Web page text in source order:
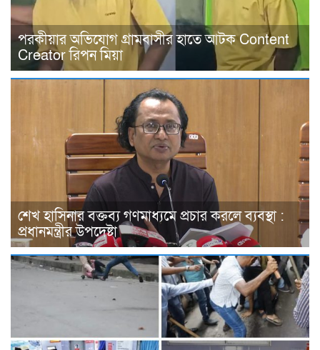
পরকীয়ার অভিযোগ গ্রামবাসীর হাতে আটক Content
Creator রিপন মিয়া
শেখ হাসিনার বক্তব্য গণমাধ্যমে প্রচার করলে ব্যবস্থা :
প্রধানমন্ত্রীর উপদেষ্টা